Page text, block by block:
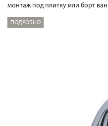
монтаж под плитку или борт
ПОДРОБНО